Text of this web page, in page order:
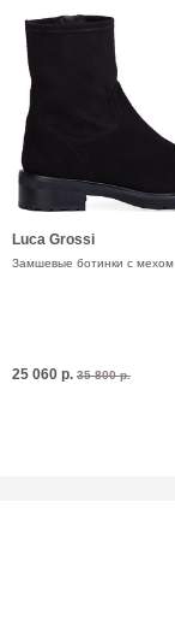
Luca Grossi
Замшевые ботинки с мехом
25 060 р. 35 800 р.